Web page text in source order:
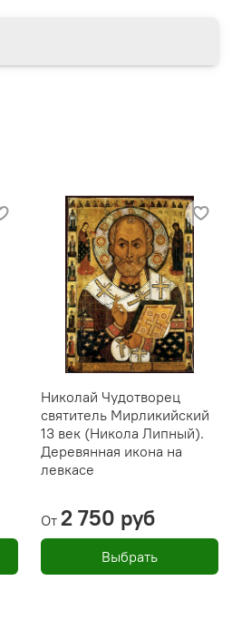
Николай Чудотворец
святитель Мирликийский
13 век (Никола Липный).
Деревянная икона на
левкасе
От 2 750 руб
Выбрать